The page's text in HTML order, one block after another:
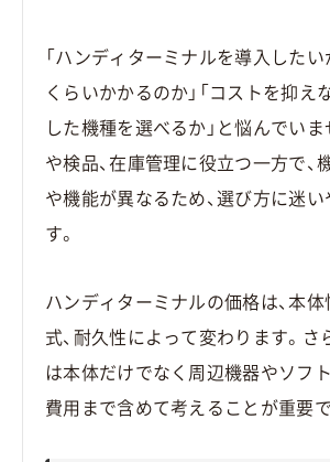
「ハンディターミナルを導入したい
くらいかかるのか」「コストを抑え
した機種を選べるか」と悩んでいま
や検品、在庫管理に役立つ一方で、
や機能が異なるため、選び方に迷
す。
ハンディターミナルの価格は、本
式、耐久性によって変わります。さ
は本体だけでなく周辺機器やソフ
費用まで含めて考えることが重要で